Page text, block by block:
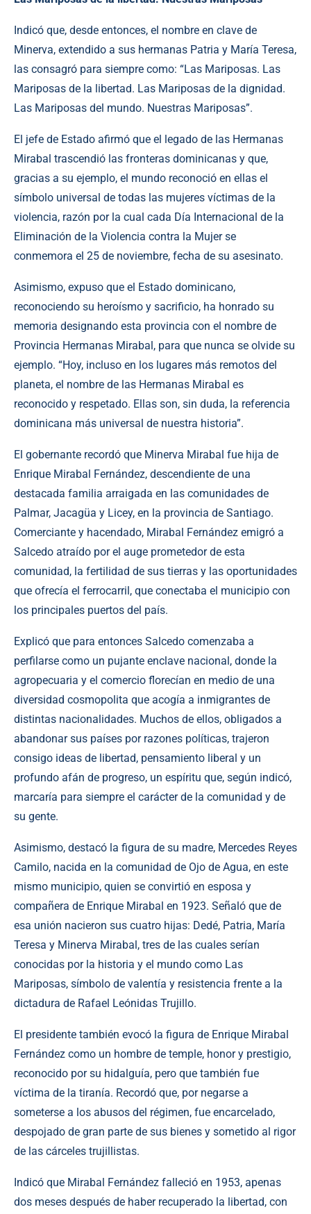
Indicó que, desde entonces, el nombre en clave de
Minerva, extendido a sus hermanas Patria y María Teresa,
las consagró para siempre como: “Las Mariposas. Las
Mariposas de la libertad. Las Mariposas de la dignidad.
Las Mariposas del mundo. Nuestras Mariposas”.
El jefe de Estado afirmó que el legado de las Hermanas
Mirabal trascendió las fronteras dominicanas y que,
gracias a su ejemplo, el mundo reconoció en ellas el
símbolo universal de todas las mujeres víctimas de la
violencia, razón por la cual cada Día Internacional de la
Eliminación de la Violencia contra la Mujer se
conmemora el 25 de noviembre, fecha de su asesinato.
Asimismo, expuso que el Estado dominicano,
reconociendo su heroísmo y sacrificio, ha honrado su
memoria designando esta provincia con el nombre de
Provincia Hermanas Mirabal, para que nunca se olvide su
ejemplo. “Hoy, incluso en los lugares más remotos del
planeta, el nombre de las Hermanas Mirabal es
reconocido y respetado. Ellas son, sin duda, la referencia
dominicana más universal de nuestra historia”.
El gobernante recordó que Minerva Mirabal fue hija de
Enrique Mirabal Fernández, descendiente de una
destacada familia arraigada en las comunidades de
Palmar, Jacagüa y Licey, en la provincia de Santiago.
Comerciante y hacendado, Mirabal Fernández emigró a
Salcedo atraído por el auge prometedor de esta
comunidad, la fertilidad de sus tierras y las oportunidades
que ofrecía el ferrocarril, que conectaba el municipio con
los principales puertos del país.
Explicó que para entonces Salcedo comenzaba a
perfilarse como un pujante enclave nacional, donde la
agropecuaria y el comercio florecían en medio de una
diversidad cosmopolita que acogía a inmigrantes de
distintas nacionalidades. Muchos de ellos, obligados a
abandonar sus países por razones políticas, trajeron
consigo ideas de libertad, pensamiento liberal y un
profundo afán de progreso, un espíritu que, según indicó,
marcaría para siempre el carácter de la comunidad y de
su gente.
Asimismo, destacó la figura de su madre, Mercedes Reyes
Camilo, nacida en la comunidad de Ojo de Agua, en este
mismo municipio, quien se convirtió en esposa y
compañera de Enrique Mirabal en 1923. Señaló que de
esa unión nacieron sus cuatro hijas: Dedé, Patria, María
Teresa y Minerva Mirabal, tres de las cuales serían
conocidas por la historia y el mundo como Las
Mariposas, símbolo de valentía y resistencia frente a la
dictadura de Rafael Leónidas Trujillo.
El presidente también evocó la figura de Enrique Mirabal
Fernández como un hombre de temple, honor y prestigio,
reconocido por su hidalguía, pero que también fue
víctima de la tiranía. Recordó que, por negarse a
someterse a los abusos del régimen, fue encarcelado,
despojado de gran parte de sus bienes y sometido al rigor
de las cárceles trujillistas.
Indicó que Mirabal Fernández falleció en 1953, apenas
dos meses después de haber recuperado la libertad, con